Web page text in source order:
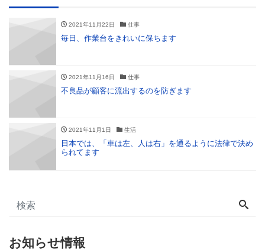
2021年11月22日 仕事
毎日、作業台をきれいに保ちます
2021年11月16日 仕事
不良品が顧客に流出するのを防ぎます
2021年11月1日 生活
日本では、「車は左、人は右」を通るように法律で決め
られてます
お知らせ情報